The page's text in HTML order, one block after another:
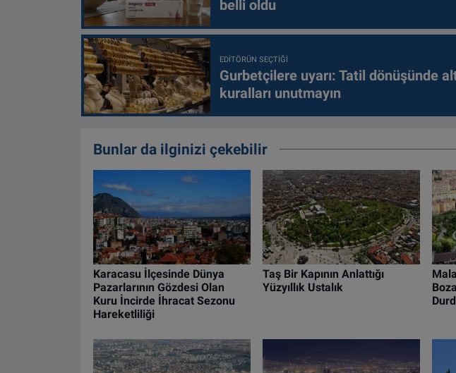
belli oldu
EDITÖRÜN SEÇTIĞI
Gurbetçilere uyarı: Tatil dönüşünde
kuralları unutmayın
Bunlar da ilginizi çekebilir
Karacasu İlçesinde Dünya
Pazarlarının Gözdesi Olan
Kuru İncirde İhracat Sezonu
Hareketliliği
Taş Bir Kapının Anlattığı
Yüzyıllık Ustalık